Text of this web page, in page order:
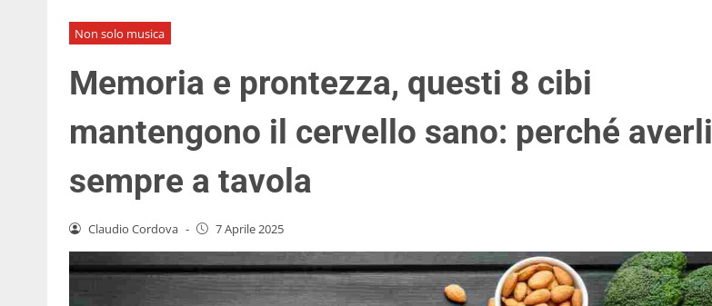
Non solo musica
Memoria e prontezza, questi 8 cibi
mantengono il cervello sano: perché averli
sempre a tavola
Claudio Cordova - 7 Aprile 2025